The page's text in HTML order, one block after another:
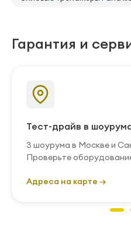
Гарантия и
Тест-драйв в
3 шоурума в Москве и
Проверьте
Адреса на карте →